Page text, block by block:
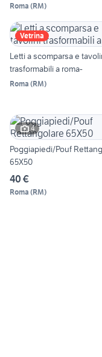
Roma (RM)
Vetrina
Letti a scomparsa e
trasformabili a roma-
Roma (RM)
4
Poggiapiedi/Pouf
65X50
40 €
Roma (RM)